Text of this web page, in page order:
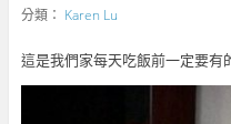
分類： Karen Lu
這是我們家每天吃飯前一定要有